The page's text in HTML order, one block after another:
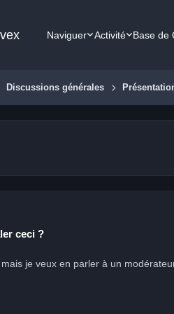
Naviguer Activité Base de
Discussions générales
ceci ?